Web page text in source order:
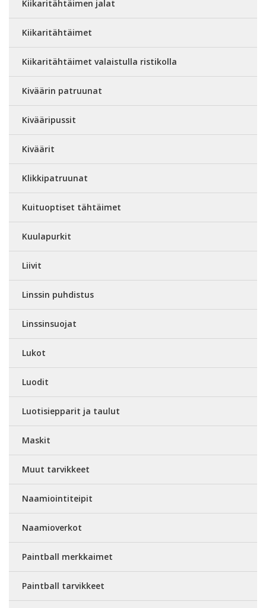
Kiikaritähtäimen jalat
Kiikaritähtäimet
Kiikaritähtäimet valaistulla ristikolla
Kiväärin patruunat
Kivääripussit
Kiväärit
Klikkipatruunat
Kuituoptiset tähtäimet
Kuulapurkit
Liivit
Linssin puhdistus
Linssinsuojat
Lukot
Luodit
Luotisiepparit ja taulut
Maskit
Muut tarvikkeet
Naamiointiteipit
Naamioverkot
Paintball merkkaimet
Paintball tarvikkeet